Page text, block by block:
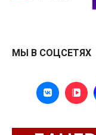
МЫ В СОЦСЕТЯХ